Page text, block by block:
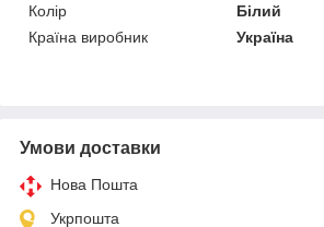
Колір
Білий
Країна виробник
Україна
Умови доставки
Нова Пошта
Укрпошта